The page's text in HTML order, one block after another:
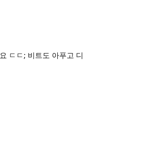
ㄷㄷ; 비트도 아푸고 디